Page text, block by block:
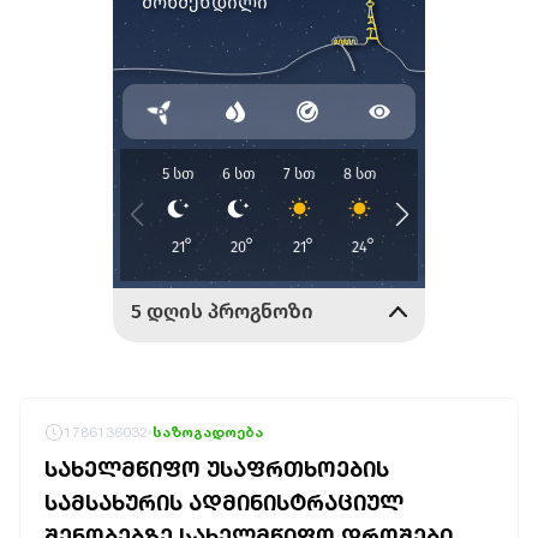
1786136032 საზოგადოება
ᲡᲐᲮᲔᲚᲛᲬᲘᲤᲝ ᲣᲡᲐᲤᲠᲗᲮᲝᲔᲑᲘᲡ
ᲡᲐᲛᲡᲐᲮᲣᲠᲘᲡ ᲐᲓᲛᲘᲜᲘᲡᲢᲠᲐᲪᲘᲣᲚ